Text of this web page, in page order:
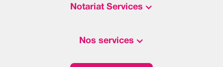
Notariat Services
Nos services